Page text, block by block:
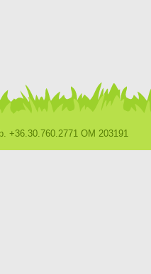
+36.30.760.2771 OM 203191